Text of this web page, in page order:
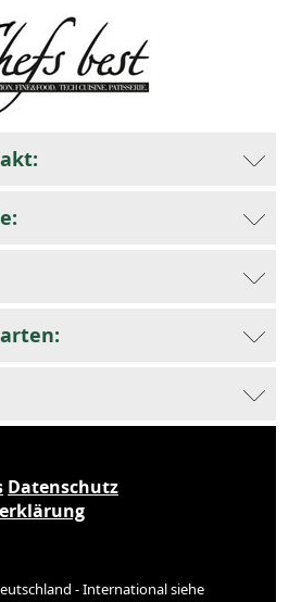
Datenschutz
- International siehe